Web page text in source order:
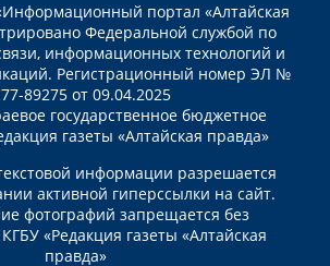
портал «Алтайская
Федеральной службой по
информационных технологий и
Регистрационный номер ЭЛ №
89275 от 09.04.2025
государственное бюджетное
газеты «Алтайская правда»
информации разрешается
активной гиперссылки на сайт.
фотографий запрещается без
«Редакция газеты «Алтайская
правда»